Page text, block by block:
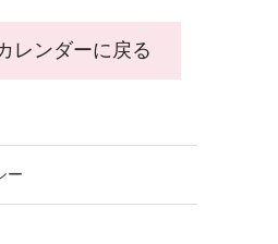
レンダーに戻る
ー